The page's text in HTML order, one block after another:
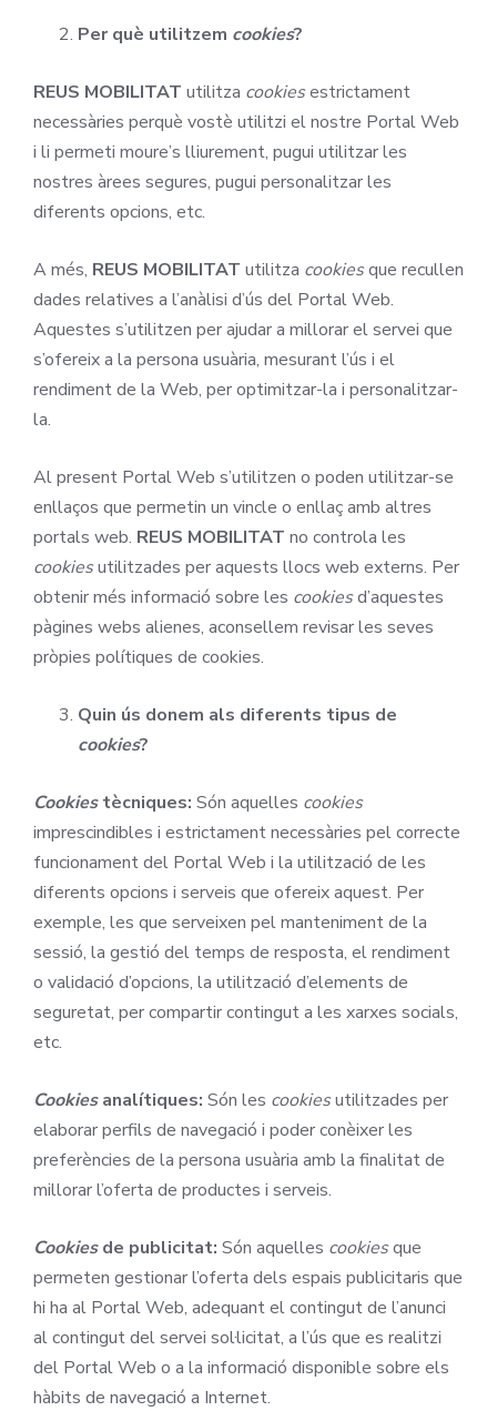
Per què utilitzem cookies?
REUS MOBILITAT utilitza cookiesestrictament
necessàries perquè vostè utilitzi el nostre Portal Web
i li permeti moure’s lliurement, pugui utilitzar les
nostres àrees segures, pugui personalitzar les
diferents opcions, etc.
A més, REUS MOBILITAT utilitza cookiesque recullen
dades relatives a l’anàlisi d’ús del Portal Web.
Aquestes s’utilitzen per ajudar a millorar el servei que
s’ofereix a la persona usuària, mesurant l’ús i el
rendiment de la Web, per optimitzar-la i personalitzar-
la.
Al present Portal Web s’utilitzen o poden utilitzar-se
enllaços que permetin un vincle o enllaç amb altres
portals web. REUS MOBILITAT no controla les
cookiesutilitzades per aquests llocs web externs. Per
obtenir més informació sobre les cookiesd’aquestes
pàgines webs alienes, aconsellem revisar les seves
pròpies polítiques de cookies.
Quin ús donem als diferents tipus de
cookies?
Cookiestècniques: Són aquelles cookies
imprescindibles i estrictament necessàries pel correcte
funcionament del Portal Web i la utilització de les
diferents opcions i serveis que ofereix aquest. Per
exemple, les que serveixen pel manteniment de la
sessió, la gestió del temps de resposta, el rendiment
o validació d’opcions, la utilització d’elements de
seguretat, per compartir contingut a les xarxes socials,
etc.
Cookiesanalítiques: Són les cookiesutilitzades per
elaborar perfils de navegació i poder conèixer les
preferències de la persona usuària amb la finalitat de
millorar l’oferta de productes i serveis.
Cookiesde publicitat: Són aquelles cookiesque
permeten gestionar l’oferta dels espais publicitaris que
hi ha al Portal Web, adequant el contingut de l’anunci
al contingut del servei sol·licitat, a l’ús que es realitzi
del Portal Web o a la informació disponible sobre els
hàbits de navegació a Internet.